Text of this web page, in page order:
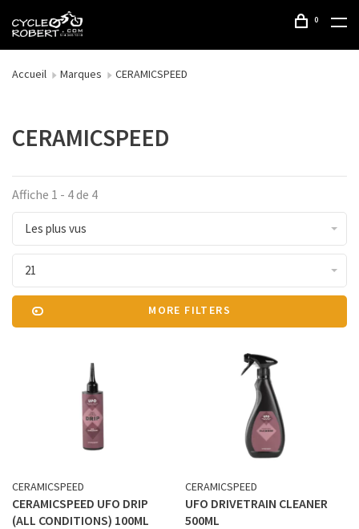
0
Accueil Marques CERAMICSPEED
CERAMICSPEED
Affiche 1 - 4 de 4
Les plus vus
21
MORE FILTERS
CERAMICSPEED
CERAMICSPEED UFO DRIP
(ALL CONDITIONS) 100ML
CERAMICSPEED
UFO DRIVETRAIN CLEANER
500ML